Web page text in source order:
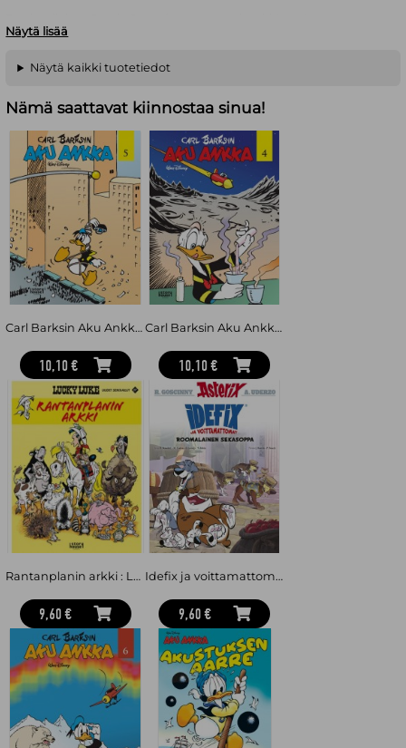
kivunnut vakaasti yhä korkeammalle IsonBritannian
lastenkirjaksi alkuvuodesta 2023. Smartin mielestä hauskinta on
piirtää kissoja, pääkalloja, possuja ja kakkuja, ja nämä ovat myös
Alkuteos Bunny vs Monkey. Ikäsuositus 6+.
Näytä lisää
Näytä kaikki tuotetiedot
Nämä saattavat kiinnostaa sinua!
Carl Barksin Aku Ankka 5
10,10 €
Carl Barksin Aku Ankka 4
10,10 €
Rantanplanin arkki : Lucky Luke uudet seikkailut 17
9,60 €
Idefix ja voittamattomat 2 : roomalainen sekasoppa
9,60 €